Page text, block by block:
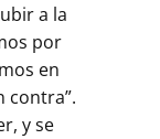
a la
por
en
contra”.
y se